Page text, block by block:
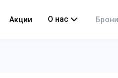
Акции О нас